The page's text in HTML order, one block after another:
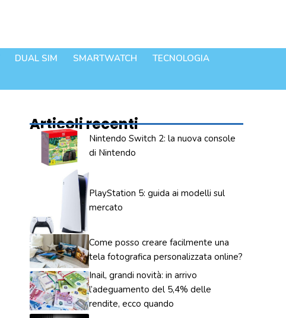
DUAL SIM SMARTWATCH
TECNOLOGIA
Articoli recenti
Nintendo Switch 2: la nuova console
di Nintendo
PlayStation 5: guida ai modelli sul
mercato
Come posso creare facilmente una
tela fotografica personalizzata online?
Inail, grandi novità: in arrivo
l’adeguamento del 5,4% delle
rendite, ecco quando